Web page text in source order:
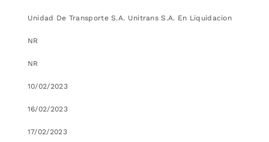
Unidad De Transporte S.A. Unitrans S.A. En Liquidacion
NR
NR
10/02/2023
16/02/2023
17/02/2023